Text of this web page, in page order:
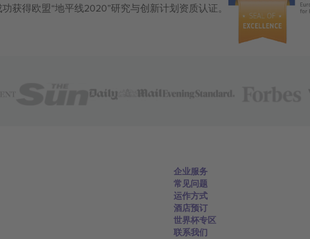
获得欧盟“地平线2020”研究与创新计划资质认证。
企业服务
常见问题
运作方式
酒店预订
世界杯专区
联系我们